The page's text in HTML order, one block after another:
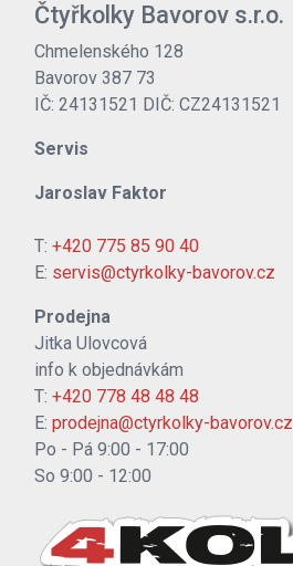
Čtyřkolky Bavorov s.r.o.
Chmelenského 128
Bavorov 387 73
IČ: 24131521 DIČ: CZ24131521
Servis
Jaroslav Faktor
T: +420 775 85 90 40
E: servis@ctyrkolky-bavorov.cz
Prodejna
Jitka Ulovcová
info k objednávkám
T: +420 778 48 48 48
E: prodejna@ctyrkolky-bavorov.cz
Po - Pá 9:00 - 17:00
So 9:00 - 12:00